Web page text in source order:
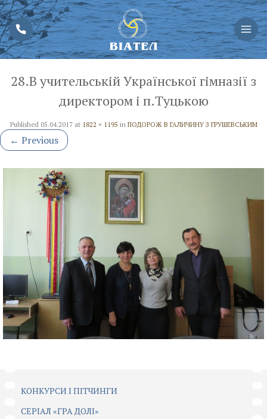
28.В учительській Української гімназії з
директором і п.Туцькою
Published 05.04.2017at 1822 × 1195 in ПОДОРОЖ В ГАЛИЧИНУ З ГРУШЕВСЬКИМ
← Previous
КОНКУРСИ І ПІТЧИНГИ
CЕРІАЛ «ГРА ДОЛІ»